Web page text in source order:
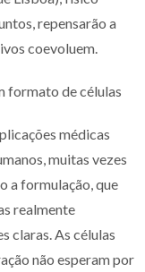
repensarão a
coevoluem.
formato de células
médicas
muitas vezes
a formulação, que
realmente
claras. As células
não esperam por